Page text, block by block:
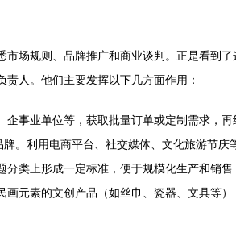
场规则、品牌推广和商业谈判。正是看到
人。他们主要发挥以下几方面作用：
事业单位等，获取批量订单或定制需求，
。利用电商平台、社交媒体、文化旅游节庆
类上形成一定标准，便于规模化生产和销售
元素的文创产品（如丝巾、瓷器、文具等